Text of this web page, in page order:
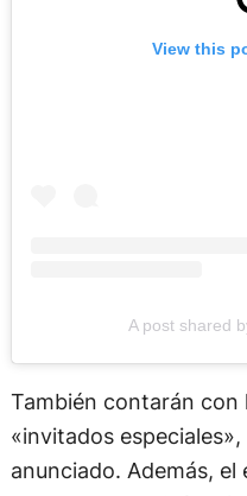
View this
A post shared
También contarán
«invitados
anunciado. Además,